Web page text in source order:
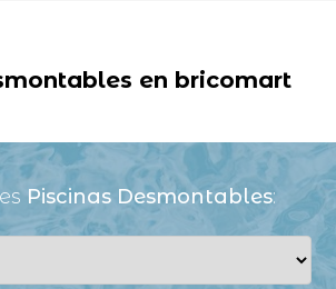
en bricomart
Piscinas Desmontables: